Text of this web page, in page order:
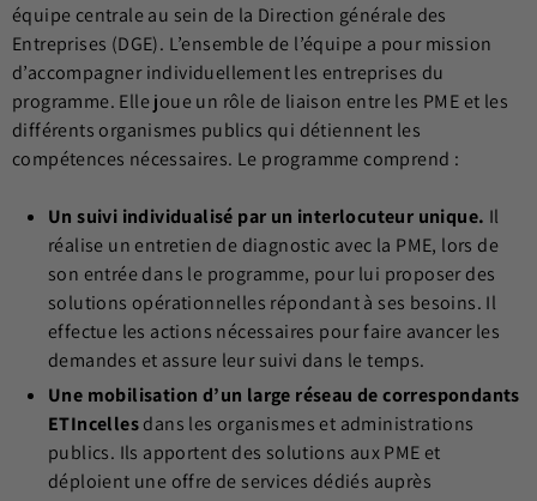
équipe centrale au sein de la Direction générale des
Entreprises (DGE). L’ensemble de l’équipe a pour mission
d’accompagner individuellement les entreprises du
programme. Elle joue un rôle de liaison entre les PME et les
différents organismes publics qui détiennent les
compétences nécessaires. Le programme comprend :
Un suivi individualisé par un interlocuteur unique. Il
réalise un entretien de diagnostic avec la PME, lors de
son entrée dans le programme, pour lui proposer des
solutions opérationnelles répondant à ses besoins. Il
effectue les actions nécessaires pour faire avancer les
demandes et assure leur suivi dans le temps.
Une mobilisation d’un large réseau de correspondants
ETIncellesdans les organismes et administrations
publics. Ils apportent des solutions aux PME et
déploient une offre de services dédiés auprès